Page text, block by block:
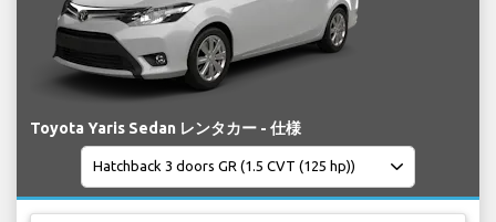
Toyota Yaris Sedan レンタカー - 仕様